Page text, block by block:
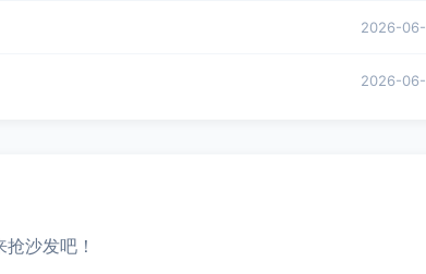
2026-
2026-
沙发吧！